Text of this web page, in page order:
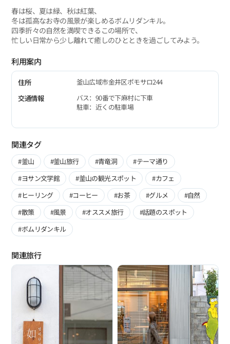
春は桜、夏は緑、秋は紅葉、
冬は孤高なお寺の風景が楽しめるボムリダンキル。
四季折々の自然を満喫できるこの場所で、
忙しい日常から少し離れて癒しのひとときを過ごしてみよう。
利用案内
住所
釜山広域市金井区ポモサロ244
交通情報
バス：90番で下麻村に下車
駐車：近くの駐車場
関連タグ
#釜山 #釜山旅行 #青竜洞
#テーマ通り
#ヨサン文学館
#釜山の観光スポット
#カフェ
#ヒーリング
#コーヒー #お茶 #グルメ
#自然
#散策
#風景 #オススメ旅行
#話題のスポット
#ボムリダンキル
関連旅行